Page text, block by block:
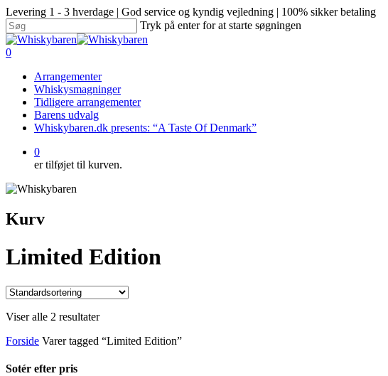
Levering 1 - 3 hverdage | God service og kyndig vejledning | 100% sikker betaling
Tryk på enter for at starte søgningen
0
Arrangementer
Whiskysmagninger
Tidligere arrangementer
Barens udvalg
Whiskybaren.dk presents: “A Taste Of Denmark”
0
er tilføjet til kurven.
Kurv
Limited Edition
Viser alle 2 resultater
Forside Varer tagged “Limited Edition”
Sotér efter pris